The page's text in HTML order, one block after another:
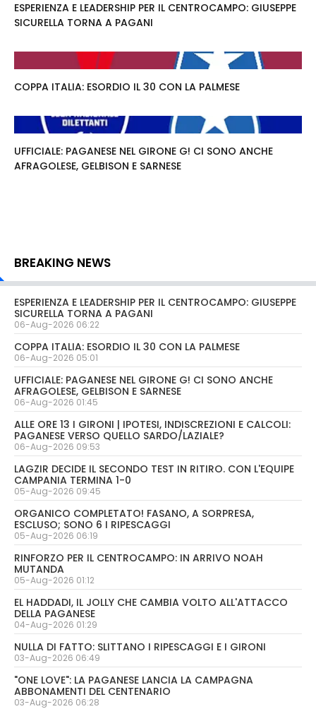
ESPERIENZA E LEADERSHIP PER IL CENTROCAMPO: GIUSEPPE
SICURELLA TORNA A PAGANI
COPPA ITALIA: ESORDIO IL 30 CON LA PALMESE
UFFICIALE: PAGANESE NEL GIRONE G! CI SONO ANCHE
AFRAGOLESE, GELBISON E SARNESE
BREAKING NEWS
ESPERIENZA E LEADERSHIP PER IL CENTROCAMPO: GIUSEPPE
SICURELLA TORNA A PAGANI
06-Aug-2026 06:22
COPPA ITALIA: ESORDIO IL 30 CON LA PALMESE
06-Aug-2026 05:01
UFFICIALE: PAGANESE NEL GIRONE G! CI SONO ANCHE
AFRAGOLESE, GELBISON E SARNESE
06-Aug-2026 01:45
ALLE ORE 13 I GIRONI | IPOTESI, INDISCREZIONI E CALCOLI:
PAGANESE VERSO QUELLO SARDO/LAZIALE?
06-Aug-2026 09:53
LAGZIR DECIDE IL SECONDO TEST IN RITIRO. CON L'EQUIPE
CAMPANIA TERMINA 1-0
05-Aug-2026 09:45
ORGANICO COMPLETATO! FASANO, A SORPRESA,
ESCLUSO; SONO 6 I RIPESCAGGI
05-Aug-2026 06:19
RINFORZO PER IL CENTROCAMPO: IN ARRIVO NOAH
MUTANDA
05-Aug-2026 01:12
EL HADDADI, IL JOLLY CHE CAMBIA VOLTO ALL'ATTACCO
DELLA PAGANESE
04-Aug-2026 01:29
NULLA DI FATTO: SLITTANO I RIPESCAGGI E I GIRONI
03-Aug-2026 06:49
"ONE LOVE": LA PAGANESE LANCIA LA CAMPAGNA
ABBONAMENTI DEL CENTENARIO
03-Aug-2026 06:28